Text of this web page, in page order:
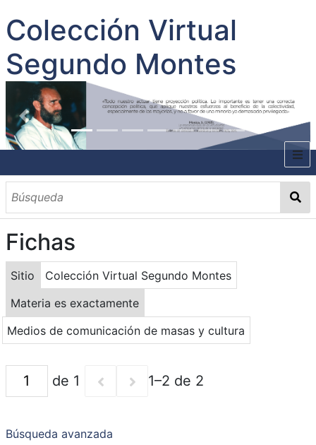
Colección Virtual
Segundo Montes
INICIO
SOBRE EL AUTOR
CONTENIDO
TODOS LOS DOCUMENTOS
CATEGORIAS
OBRAS SOBRE EL AUTOR P. SEGUNDO MONTES
MATERIAS
PALABRAS CLAVES
MULTIMEDIA
GALERÍA
Fichas
Sitio
Colección Virtual Segundo Montes
Materia es exactamente
Medios de comunicación de masas y cultura
de 1 1–2 de 2
Búsqueda avanzada